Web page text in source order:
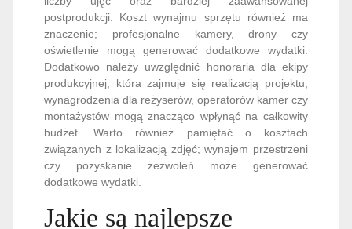
postprodukcji. Koszt wynajmu sprzętu również ma
znaczenie; profesjonalne kamery, drony czy
oświetlenie mogą generować dodatkowe wydatki.
Dodatkowo należy uwzględnić honoraria dla ekipy
produkcyjnej, która zajmuje się realizacją projektu;
wynagrodzenia dla reżyserów, operatorów kamer czy
montażystów mogą znacząco wpłynąć na całkowity
budżet. Warto również pamiętać o kosztach
związanych z lokalizacją zdjęć; wynajem przestrzeni
czy pozyskanie zezwoleń może generować
dodatkowe wydatki.
Jakie są najlepsze